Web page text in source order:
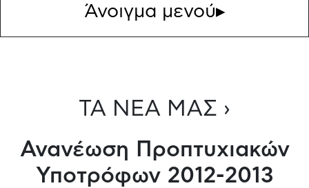
Άνοιγμα μενού▸
ΤΑ ΝΕΑ ΜΑΣ ›
Ανανέωση Προπτυχιακών
Υποτρόφων 2012-2013